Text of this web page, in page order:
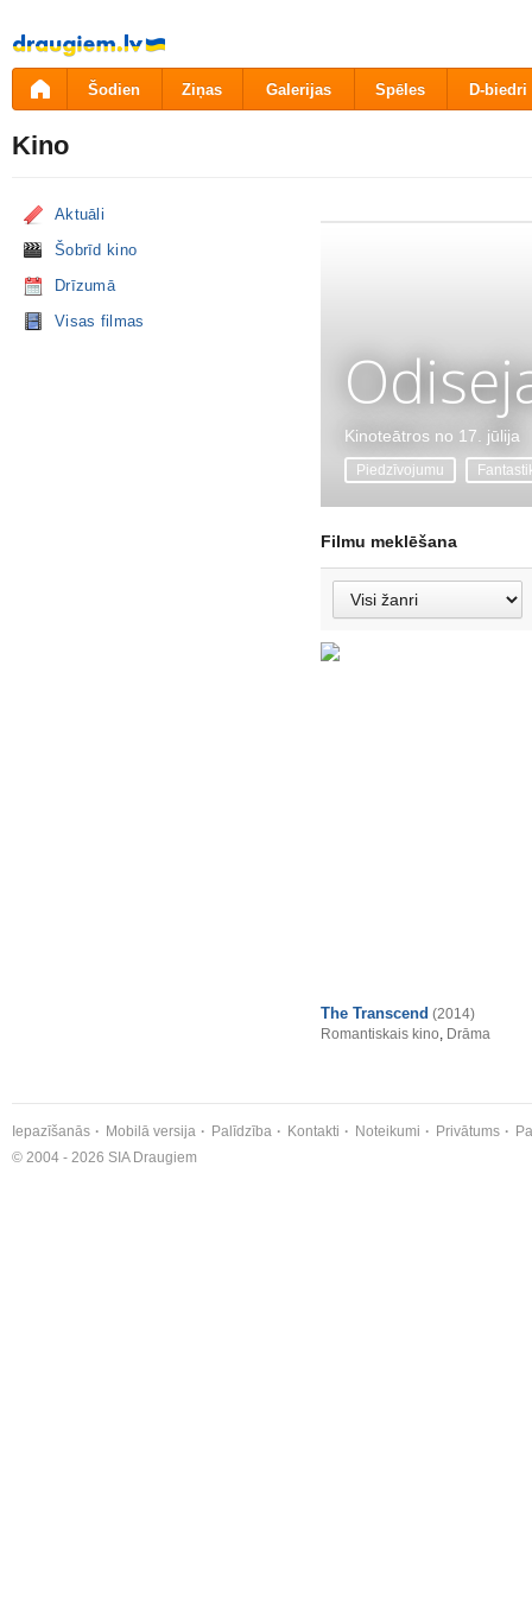
Pāriet
uz
saturu
Šodien Ziņas Galerijas Spēles D-biedri
Kino
Aktuāli
Šobrīd kino
Drīzumā
Visas filmas
Kinoteātros no 17. jūlija
Piedzīvojumu
Filmu meklēšana
The Transcend (2014)
Romantiskais kino, Drāma
Iepazīšanās Mobilā versija Palīdzība Kontakti Noteikumi Privātums
© 2004 - 2026 SIA Draugiem